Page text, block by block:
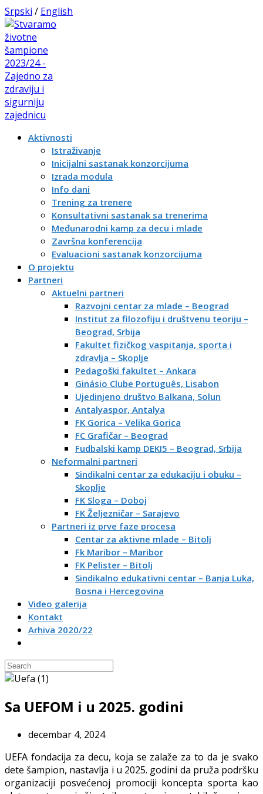
Srpski / English
Aktivnosti
Istraživanje
Inicijalni sastanak konzorcijuma
Izrada modula
Info dani
Trening za trenere
Konsultativni sastanak sa trenerima
Međunarodni kamp za decu i mlade
Završna konferencija
Evaluacioni sastanak konzorcijuma
O projektu
Partneri
Aktuelni partneri
Razvojni centar za mlade – Beograd
Institut za filozofiju i društvenu teoriju –
Beograd, Srbija
Fakultet fizičkog vaspitanja, sporta i
zdravlja – Skoplje
Pedagoški fakultet – Ankara
Ginásio Clube Português, Lisabon
Ujedinjeno društvo Balkana, Solun
Antalyaspor, Antalya
FK Gorica – Velika Gorica
FC Grafičar – Beograd
Fudbalski kamp DEKI5 – Beograd, Srbija
Neformalni partneri
Sindikalni centar za edukaciju i obuku –
Skoplje
FK Sloga – Doboj
FK Željezničar – Sarajevo
Partneri iz prve faze procesa
Centar za aktivne mlade – Bitolj
Fk Maribor – Maribor
FK Pelister – Bitolj
Sindikalno edukativni centar – Banja Luka,
Bosna i Hercegovina
Video galerija
Kontakt
Arhiva 2020/22
Sa UEFOM i u 2025. godini
decembar 4, 2024
UEFA fondacija za decu, koja se zalaže za to da je svako
dete šampion, nastavlja i u 2025. godini da pruža podršku
organizaciji posvećenoj promociji koncepta sporta kao